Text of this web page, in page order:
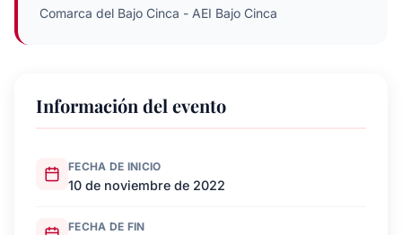
Comarca del Bajo Cinca - AEI Bajo Cinca
Información del evento
FECHA DE INICIO
10 de noviembre de 2022
FECHA DE FIN